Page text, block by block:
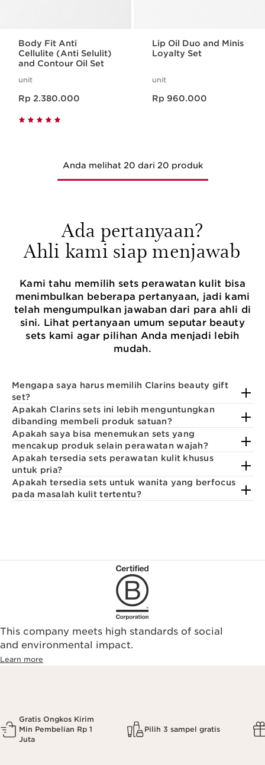
Body Fit Anti
Cellulite (Anti Selulit)
and Contour Oil Set
unit
Rp 2.380.000
Lip Oil Duo and Minis
Loyalty Set
unit
Rp 960.000
Anda melihat 20 dari 20 produk
Ada pertanyaan?
Ahli kami siap menjawab
Kami tahu memilih sets perawatan kulit bisa
menimbulkan beberapa pertanyaan, jadi kami
telah mengumpulkan jawaban dari para ahli di
sini. Lihat pertanyaan umum seputar beauty
sets kami agar pilihan Anda menjadi lebih
mudah.
Mengapa saya harus memilih Clarins beauty gift
set?
Apakah Clarins sets ini lebih menguntungkan
dibanding membeli produk satuan?
Apakah saya bisa menemukan sets yang
mencakup produk selain perawatan wajah?
Apakah tersedia sets perawatan kulit khusus
untuk pria?
Apakah tersedia sets untuk wanita yang berfocus
pada masalah kulit tertentu?
This company meets high standards of social
and environmental impact.
Learn more
Gratis Ongkos Kirim
Min Pembelian Rp 1
Juta
Pilih 3 sampel gratis